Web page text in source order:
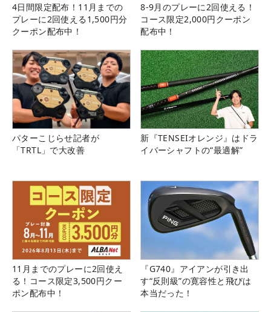
4日間限定配布！11月までの
プレーに2回使える1,500円分
クーポン配布中！
8-9月のプレーに2回使える！
コース限定2,000円クーポン
配布中！
パターこじらせ記者が
「TRTL」で大改善
新『TENSEIオレンジ』はドラ
イバーシャフトの“最適解”
11月までのプレーに2回使え
る！コース限定3,500円クー
ポン配布中！
『G740』アイアンが引き出
す“反則級”の寛容性と飛びは
本当だった！